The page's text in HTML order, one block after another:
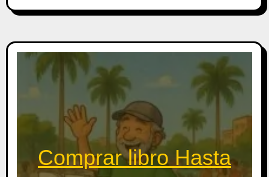
Comprar libro Hasta